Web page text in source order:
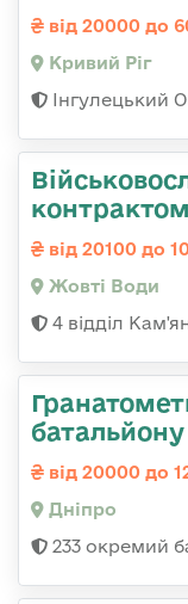
від 20000 до
Кривий Ріг
Інгулецький
контрактом
від 20100 до
Жовті Води
4 відділ
від 20000 до
Дніпро
233 окремий